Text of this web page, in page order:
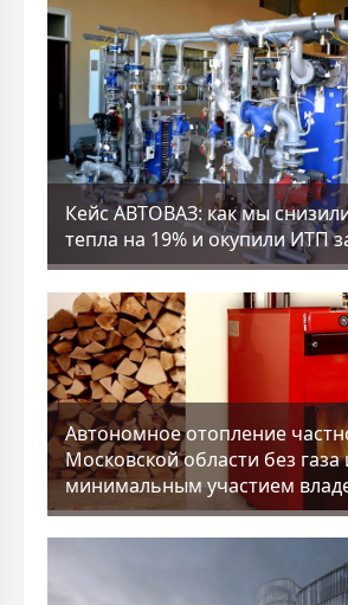
Кейс АВТОВАЗ: как мы
тепла на 19% и окупили ИТП
Aвтономное отопление
Московской области без газа
минимальным участием